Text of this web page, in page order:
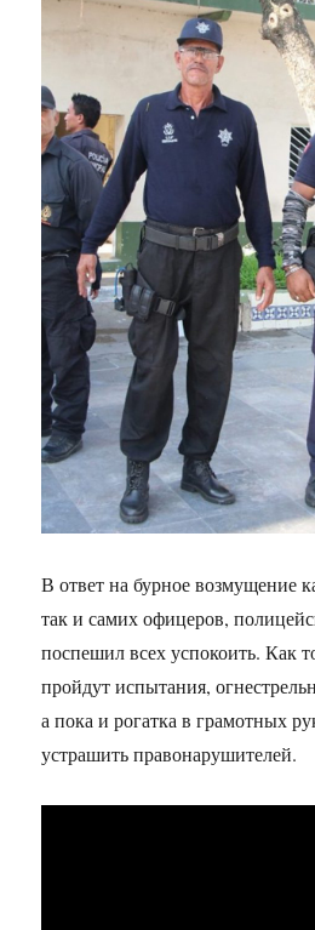
В ответ на бурное возмущение
так и самих офицеров,
поспешил всех успокоить. Как
пройдут испытания,
а пока и рогатка в грамотных
устрашить правонарушителей.